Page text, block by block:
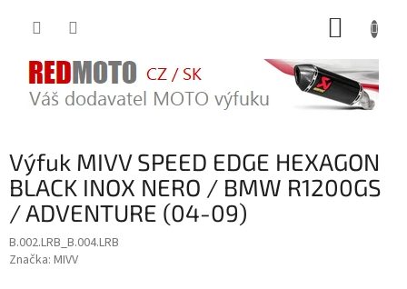
Výfuk MIVV SPEED EDGE HEXAGON
BLACK INOX NERO / BMW R1200GS
/ ADVENTURE (04-09)
B.002.LRB_B.004.LRB
Značka: MIVV